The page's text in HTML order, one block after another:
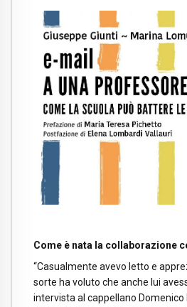
Come è nata la collaborazione
“Casualmente avevo letto e
sorte ha voluto che anche lui
intervista al cappellano Domenico